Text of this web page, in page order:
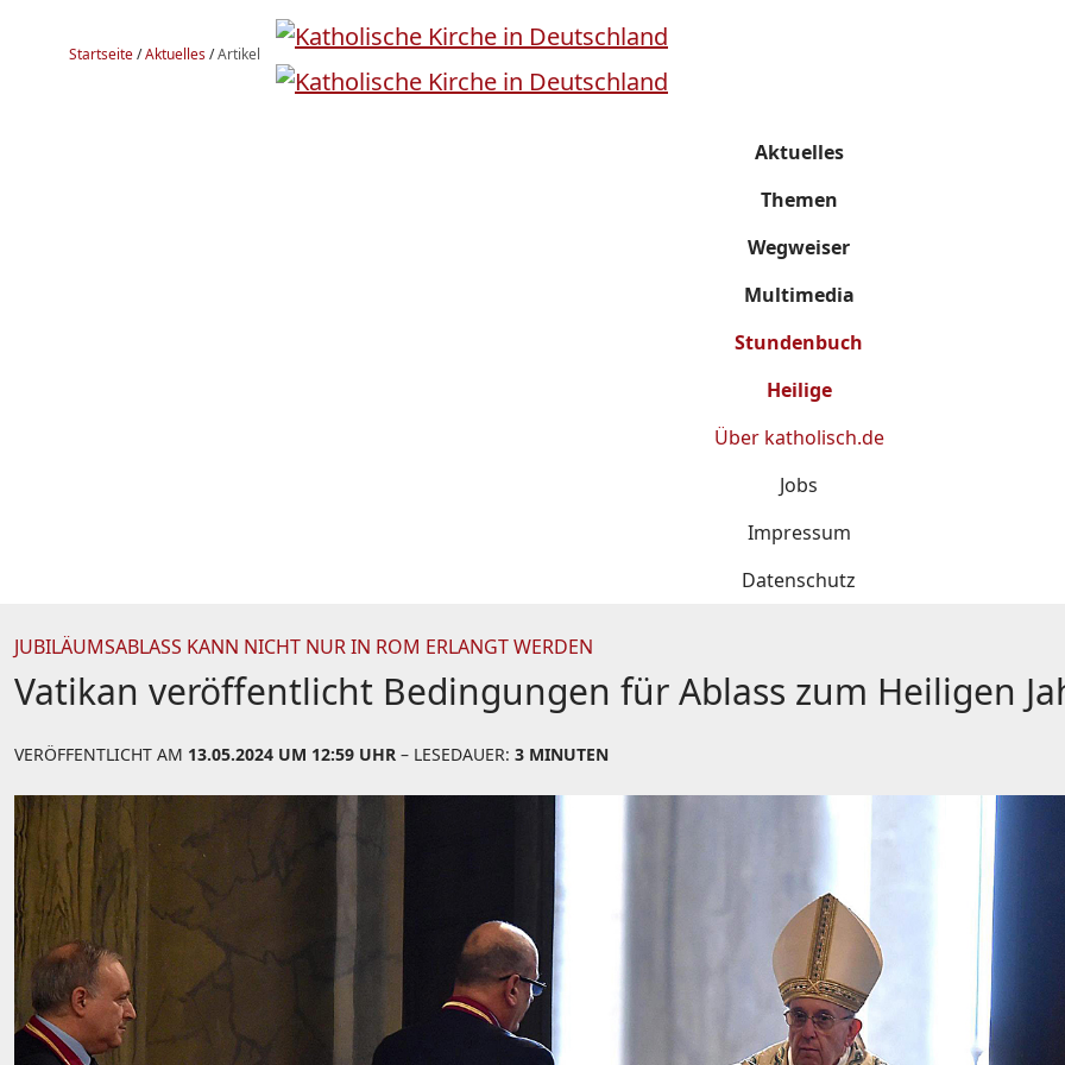
Startseite/Aktuelles/Artikel
Aktuelles
Themen
Wegweiser
Multimedia
Stundenbuch
Heilige
Über katholisch.de
Jobs
Impressum
Datenschutz
JUBILÄUMSABLASS KANN NICHT NUR IN ROM ERLANGT WERDEN
Vatikan veröffentlicht Bedingungen für Ablass zum Heiligen
VERÖFFENTLICHT AM 13.05.2024 UM 12:59 UHR – LESEDAUER: 3 MINUTEN